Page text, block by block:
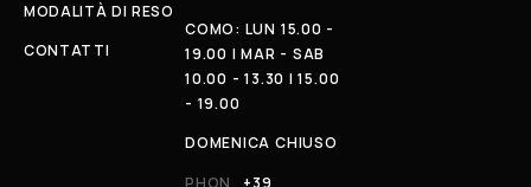
MODALITÀ DI RESO
CONTATTI
COMO: LUN 15.00 -
19.00 | MAR - SAB
10.00 - 13.30 | 15.00
- 19.00
DOMENICA CHIUSO
PHON
+39